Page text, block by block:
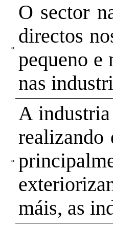
«
O sector
directos
pequeno e
nas
«
A industria
realizando
máis, as